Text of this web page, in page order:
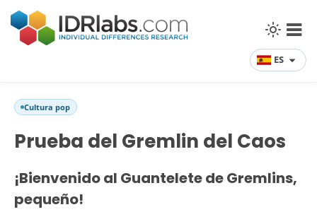
ES
Cultura pop
Prueba del Gremlin del Caos
¡Bienvenido al Guantelete de Gremlins,
pequeño!